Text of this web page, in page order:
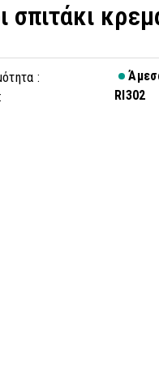
σπιτάκι
:
RI302